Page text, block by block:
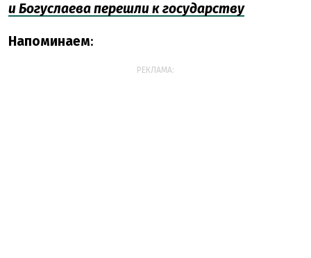
и Богуслаева перешли к государству
Напоминаем:
РЕКЛАМА: